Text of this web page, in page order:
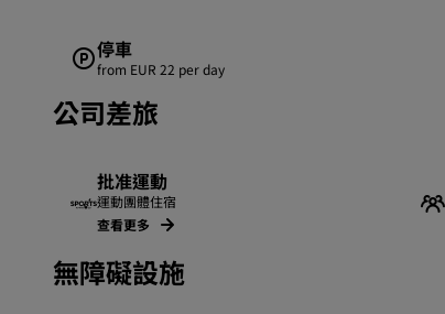
停車
from EUR 22 per day
公司差旅
批准運動
運動團體住宿
查看更多
無障礙設施